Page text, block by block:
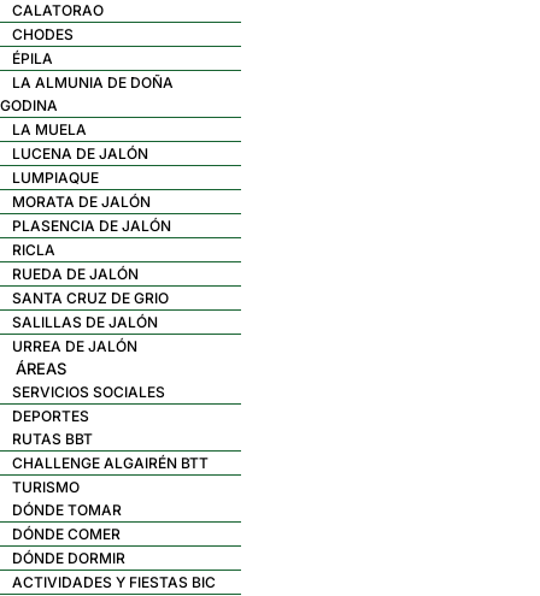
CALATORAO
CHODES
ÉPILA
LA ALMUNIA DE DOÑA
GODINA
LA MUELA
LUCENA DE JALÓN
LUMPIAQUE
MORATA DE JALÓN
PLASENCIA DE JALÓN
RICLA
RUEDA DE JALÓN
SANTA CRUZ DE GRIO
SALILLAS DE JALÓN
URREA DE JALÓN
ÁREAS
SERVICIOS SOCIALES
DEPORTES
RUTAS BBT
CHALLENGE ALGAIRÉN BTT
TURISMO
DÓNDE TOMAR
DÓNDE COMER
DÓNDE DORMIR
ACTIVIDADES Y FIESTAS BIC